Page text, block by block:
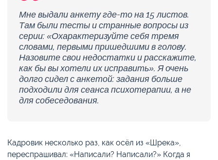
Мне выдали анкету где-то на 15 листов.
Там были тесты и странные вопросы из
серии: «Охарактеризуйте себя тремя
словами, первыми пришедшими в голову.
Назовите свои недостатки и расскажите,
как бы вы хотели их исправить». Я очень
долго сидел с анкетой: задания больше
подходили для сеанса психотерапии, а не
для собеседования.
Кадровик несколько раз, как осёл из «Шрека»,
переспрашивал: «Написали? Написали?» Когда я